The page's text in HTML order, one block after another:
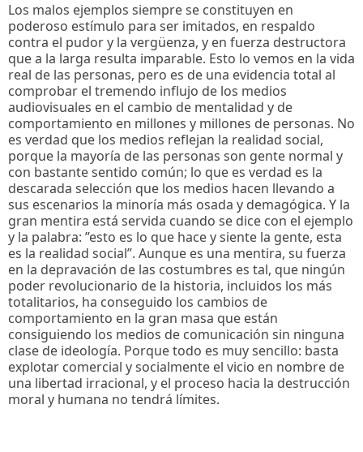
Los malos ejemplos siempre se constituyen en
poderoso estímulo para ser imitados, en respaldo
contra el pudor y la vergüenza, y en fuerza destructora
que a la larga resulta imparable. Esto lo vemos en la vida
real de las personas, pero es de una evidencia total al
comprobar el tremendo influjo de los medios
audiovisuales en el cambio de mentalidad y de
comportamiento en millones y millones de personas. No
es verdad que los medios reflejan la realidad social,
porque la mayoría de las personas son gente normal y
con bastante sentido común; lo que es verdad es la
descarada selección que los medios hacen llevando a
sus escenarios la minoría más osada y demagógica. Y la
gran mentira está servida cuando se dice con el ejemplo
y la palabra: ”esto es lo que hace y siente la gente, esta
es la realidad social”. Aunque es una mentira, su fuerza
en la depravación de las costumbres es tal, que ningún
poder revolucionario de la historia, incluidos los más
totalitarios, ha conseguido los cambios de
comportamiento en la gran masa que están
consiguiendo los medios de comunicación sin ninguna
clase de ideología. Porque todo es muy sencillo: basta
explotar comercial y socialmente el vicio en nombre de
una libertad irracional, y el proceso hacia la destrucción
moral y humana no tendrá límites.